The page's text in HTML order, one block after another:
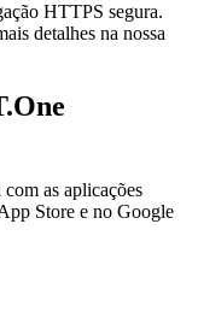
HTTPS segura.
detalhes na nossa
as aplicações
Store e no Google